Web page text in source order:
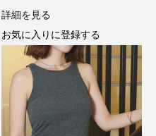
詳細を見る
お気に入りに登録する